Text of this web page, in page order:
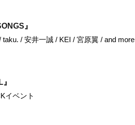
』
taku. / 安井一誠 / KEI / 宮原翼 / and more
イベント